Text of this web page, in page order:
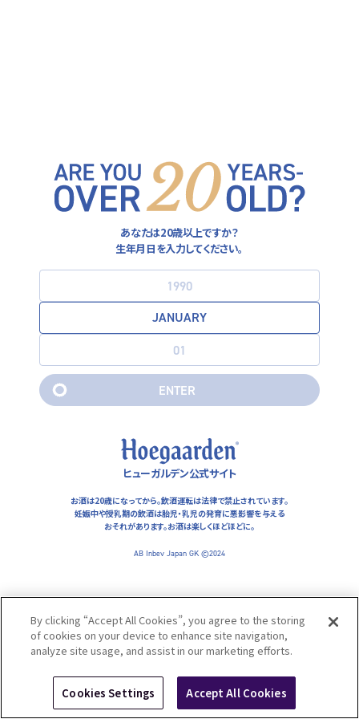
あなたは20歳以上ですか？
生年月日を入力してください。
ENTER
ENTER
ヒューガルデン公式サイト
お酒は20歳になってから。飲酒運転は法律で禁止されています。
妊娠中や授乳期の飲酒は胎児・乳児の発育に悪影響を与える
おそれがあります。お酒は楽しくほどほどに。
AB Inbev Japan GK ©2024
プライバシーポリシー
利用規約
FOLLOW US ON
お酒は20歳になってから。飲酒運転は法律で禁止されています。
妊娠中や授乳期の飲酒は胎児・乳児の発育に悪影響を与えるおそ
れがあります。お酒は楽しくほどほどに。
AB Inbev Japan GK ©2024
By clicking “Accept All Cookies”, you agree to the storing
of cookies on your device to enhance site navigation,
analyze site usage, and assist in our marketing efforts.
Cookies Settings Accept All Cookies